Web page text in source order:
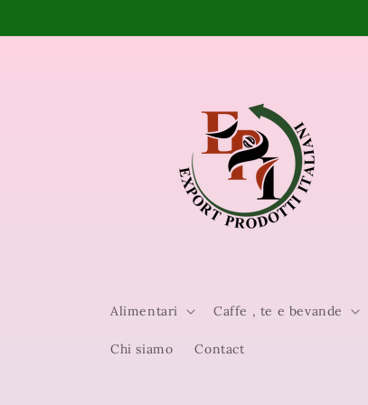
ai contenuti
Alimentari Caffe , te e bevande
Chi siamo Contact